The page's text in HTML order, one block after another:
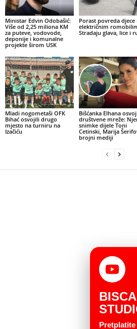
Ministar Edvin Odobašić:
Više od 2,25 miliona KM
za puteve, vodovode,
deponije i komunalne
projekte širom USK
Porast povreda djece
električnim
Stradaju glava, lice i
Mladi nogometaši OFK
Bihać osvojili drugo
mjesto na turniru na
Izačiću
Bišćanka Elhana
društvene mreže:
snimke dijele Toni
Cetinski, Marija
brojni mediji
Pretplatite